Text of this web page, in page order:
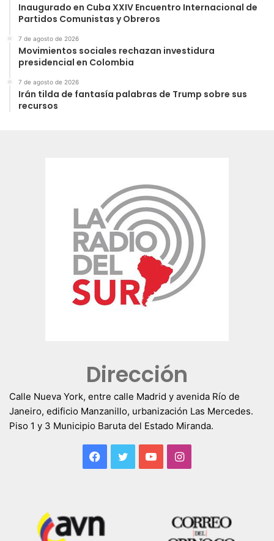
Inaugurado en Cuba XXIV Encuentro Internacional de
Partidos Comunistas y Obreros
7 de agosto de 2026
Movimientos sociales rechazan investidura
presidencial en Colombia
7 de agosto de 2026
Irán tilda de fantasía palabras de Trump sobre sus
recursos
Dirección
Calle Nueva York, entre calle Madrid y avenida Río de
Janeiro, edificio Manzanillo, urbanización Las Mercedes.
Piso 1 y 3 Municipio Baruta del Estado Miranda.
Facebook
TwitterYouTubeInstagram